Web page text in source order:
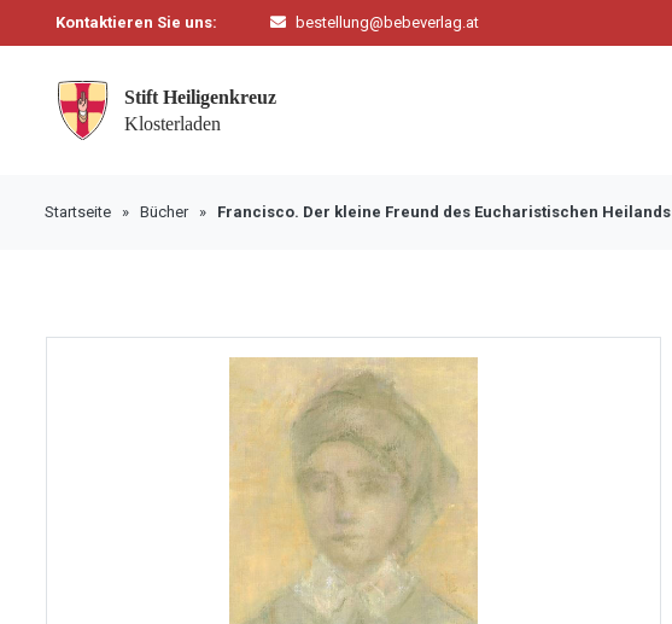
Kontaktieren Sie uns: bestellung@bebeverlag.at
Startseite » Bücher» Francisco. Der kleine Freund des Eucharistischen Heilands